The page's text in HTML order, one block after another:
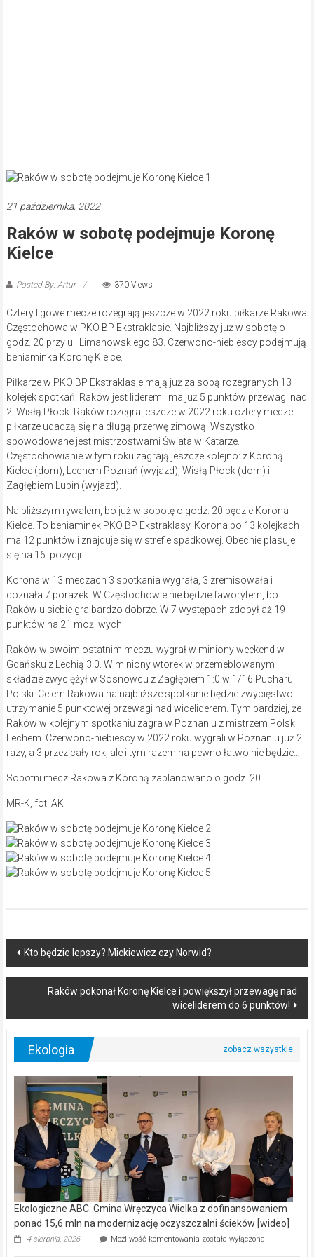
21 października, 2022
Raków w sobotę podejmuje Koronę
Kielce
Posted By: Artur 370 Views
Cztery ligowe mecze rozegrają jeszcze w 2022 roku piłkarze Rakowa
Częstochowa w PKO BP Ekstraklasie. Najbliższy już w sobotę o
godz. 20 przy ul. Limanowskiego 83. Czerwono-niebiescy podejmują
beniaminka Koronę Kielce.
Piłkarze w PKO BP Ekstraklasie mają już za sobą rozegranych 13
kolejek spotkań. Raków jest liderem i ma już 5 punktów przewagi nad
2. Wisłą Płock. Raków rozegra jeszcze w 2022 roku cztery mecze i
piłkarze udadzą się na długą przerwę zimową. Wszystko
spowodowane jest mistrzostwami Świata w Katarze.
Częstochowianie w tym roku zagrają jeszcze kolejno: z Koroną
Kielce (dom), Lechem Poznań (wyjazd), Wisłą Płock (dom) i
Zagłębiem Lubin (wyjazd).
Najbliższym rywalem, bo już w sobotę o godz. 20 będzie Korona
Kielce. To beniaminek PKO BP Ekstraklasy. Korona po 13 kolejkach
ma 12 punktów i znajduje się w strefie spadkowej. Obecnie plasuje
się na 16. pozycji.
Korona w 13 meczach 3 spotkania wygrała, 3 zremisowała i
doznała 7 porażek. W Częstochowie nie będzie faworytem, bo
Raków u siebie gra bardzo dobrze. W 7 występach zdobył aż 19
punktów na 21 możliwych.
Raków w swoim ostatnim meczu wygrał w miniony weekend w
Gdańsku z Lechią 3:0. W miniony wtorek w przemeblowanym
składzie zwyciężył w Sosnowcu z Zagłębiem 1:0 w 1/16 Pucharu
Polski. Celem Rakowa na najbliższe spotkanie będzie zwycięstwo i
utrzymanie 5 punktowej przewagi nad wiceliderem. Tym bardziej, że
Raków w kolejnym spotkaniu zagra w Poznaniu z mistrzem Polski
Lechem. Czerwono-niebiescy w 2022 roku wygrali w Poznaniu już 2
razy, a 3 przez cały rok, ale i tym razem na pewno łatwo nie będzie…
Sobotni mecz Rakowa z Koroną zaplanowano o godz. 20.
MR-K, fot: AK
Post
navigation
Kto będzie lepszy? Mickiewicz czy Norwid?
Raków pokonał Koronę Kielce i powiększył przewagę nad
wiceliderem do 6 punktów!
Ekologia
Ekologiczne ABC. Gmina Wręczyca Wielka z dofinansowaniem
ponad 15,6 mln na modernizację oczyszczalni ścieków [wideo]
4 sierpnia, 2026 Możliwość komentowania Ekologiczne
została wyłączona